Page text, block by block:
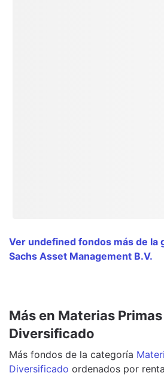
Ver undefined fondos más de la
Sachs Asset Management B.V.
Más en Materias
Diversificado
Más fondos de la categoría
Diversificado ordenados por